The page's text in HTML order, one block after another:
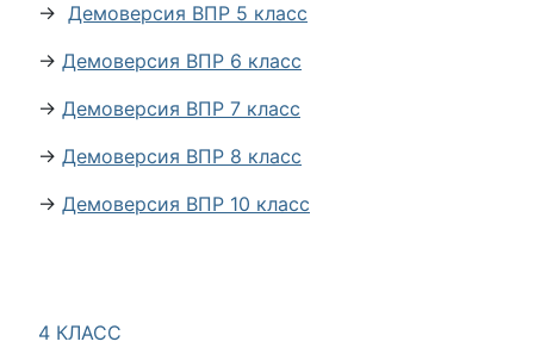
4 КЛАСС
→ Демоверсия ВПР 5 класс
→ Демоверсия ВПР 6 класс
→ Демоверсия ВПР 7 класс
→ Демоверсия ВПР 8 класс
→ Демоверсия ВПР 10 класс